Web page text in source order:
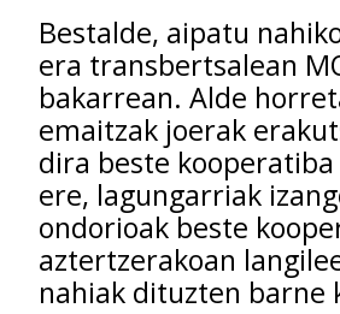
Bestalde, aipatu
era transbertsalean
bakarrean. Alde
emaitzak joerak
dira beste
ere, lagungarriak
ondorioak beste
aztertzerakoan
nahiak dituzten barne